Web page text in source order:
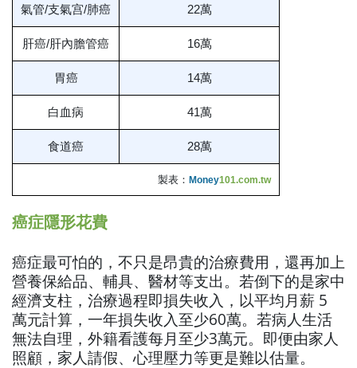
氣管/支氣宫/肺癌 22萬
肝癌/肝內膽管癌 16萬
胃癌 14萬
白血病 41萬
食道癌 28萬
製表： Money101.com.tw
癌症隱形花費
癌症最可怕的，不只是昂貴的治療費用，還再加上
營養保給品、輔具、醫材等支出。若倒下的是家中
經濟支柱，治療過程即損失收入，以平均月薪 5
萬元計算，一年損失收入至少60萬。若病人生活
無法自理，外籍看護每月至少3萬元。即便由家人
照顧，家人請假、心理壓力等更是難以估量。